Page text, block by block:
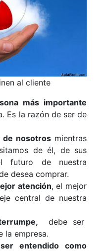
al cliente
más importante
Es la razón de ser de
de nosotros mientras
de él, de sus
futuro de nuestra
desea comprar.
atención, el mejor
central de nuestra
debe ser
la empresa.
entendido como